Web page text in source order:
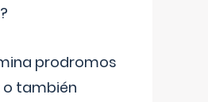
prodromos
también